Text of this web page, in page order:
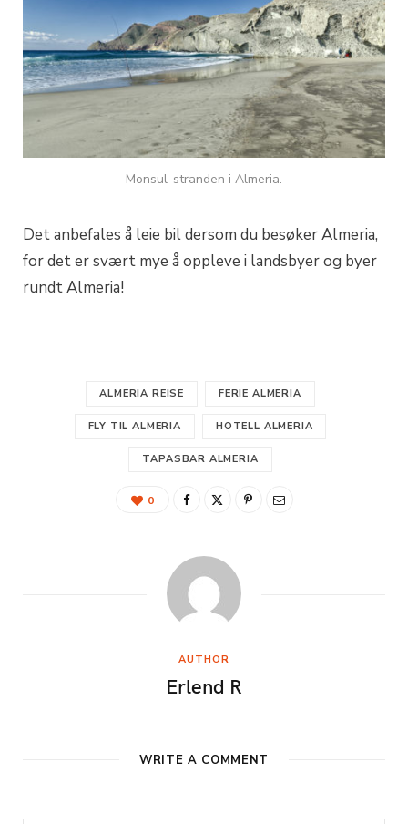
Monsul-stranden i Almeria.
Det anbefales å leie bil dersom du besøker Almeria,
for det er svært mye å oppleve i landsbyer og byer
rundt Almeria!
ALMERIA REISE FERIE ALMERIA
FLY TIL ALMERIA HOTELL ALMERIA
TAPASBAR ALMERIA
0
AUTHOR
Erlend R
WRITE A COMMENT